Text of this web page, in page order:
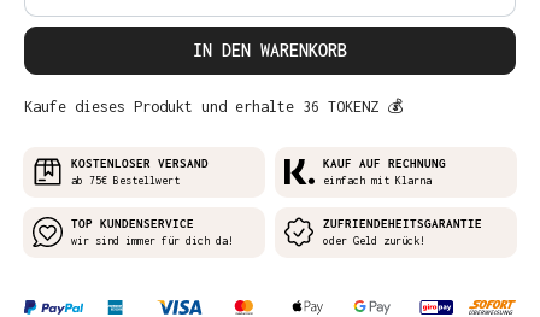
IN DEN WARENKORB
Kaufe dieses Produkt und erhalte 36 TOKENZ 💰
KOSTENLOSER VERSAND
ab 75€ Bestellwert
KAUF AUF RECHNUNG
einfach mit Klarna
TOP KUNDENSERVICE
wir sind immer für dich da!
ZUFRIENDEHEITSGARANTIE
oder Geld zurück!